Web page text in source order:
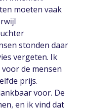
moeten vaak
stonden daar
vergeten. Ik
de mensen
prijs.
voor. De
en ik vind dat